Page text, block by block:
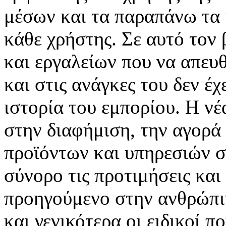
μέσων και τα παραπάνω τα
κάθε χρήστης. Σε αυτό
και εργαλείων που να
και στις ανάγκες του δεν
ιστορία του εμπορίου. Η
στην διαφήμιση, την
προϊόντων και υπηρεσιών
σύνορο τις προτιμήσεις
προηγούμενο στην
και γενικότερα οι ειδικοί